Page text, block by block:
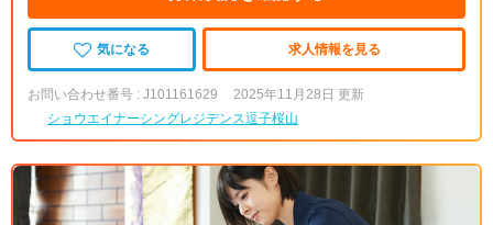
気になる 求人情報を見る
お問い合わせ番号 : J101161629
2025年11月28日 更新
ショウエイナーシングレジデンス逗子桜山